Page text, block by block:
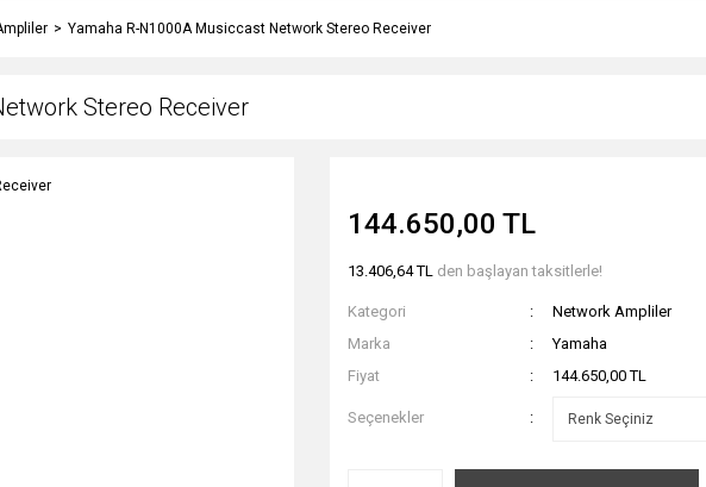
Yamaha R-N1000A Musiccast Network Stereo Receiver
Stereo Receiver
144.650,00 TL
13.406,64 TL den başlayan taksitlerle!
Kategori
Network Ampliler
Marka
Yamaha
Fiyat
144.650,00 TL
Seçenekler